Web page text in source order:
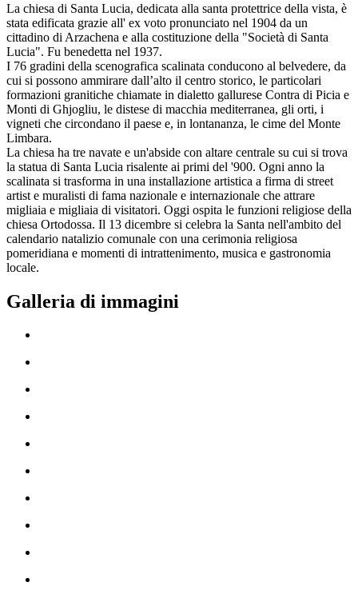
La chiesa di Santa Lucia, dedicata alla santa protettrice della vista, è
stata edificata grazie all' ex voto pronunciato nel 1904 da un
cittadino di Arzachena e alla costituzione della "Società di Santa
Lucia". Fu benedetta nel 1937.
I 76 gradini della scenografica scalinata conducono al belvedere, da
cui si possono ammirare dall’alto il centro storico, le particolari
formazioni granitiche chiamate in dialetto gallurese Contra di Picia e
Monti di Ghjogliu, le distese di macchia mediterranea, gli orti, i
vigneti che circondano il paese e, in lontananza, le cime del Monte
Limbara.
La chiesa ha tre navate e un'abside con altare centrale su cui si trova
la statua di Santa Lucia risalente ai primi del '900. Ogni anno la
scalinata si trasforma in una installazione artistica a firma di street
artist e muralisti di fama nazionale e internazionale che attrare
migliaia e migliaia di visitatori. Oggi ospita le funzioni religiose della
chiesa Ortodossa. Il 13 dicembre si celebra la Santa nell'ambito del
calendario natalizio comunale con una cerimonia religiosa
pomeridiana e momenti di intrattenimento, musica e gastronomia
locale.
Galleria di immagini